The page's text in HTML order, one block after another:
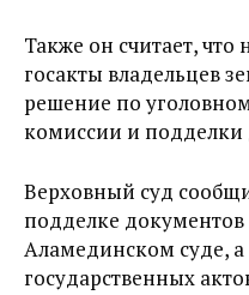
Также он считает,
госакты владельцев
решение по
комиссии и подделки
Верховный суд
подделке документов
Аламединском суде,
государственных